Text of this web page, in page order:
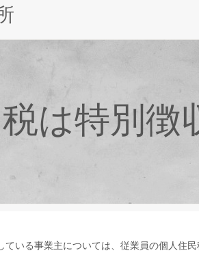
は特別徴
いる事業主については、従業員の個人住民